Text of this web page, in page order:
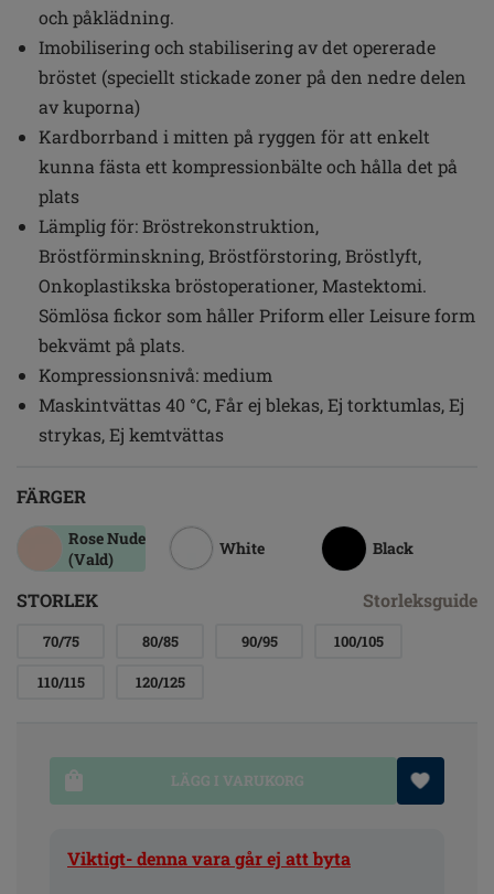
och påklädning.
Imobilisering och stabilisering av det opererade
bröstet (speciellt stickade zoner på den nedre delen
av kuporna)
Kardborrband i mitten på ryggen för att enkelt
kunna fästa ett kompressionbälte och hålla det på
plats
Lämplig för: Bröstrekonstruktion,
Bröstförminskning, Bröstförstoring, Bröstlyft,
Onkoplastikska bröstoperationer, Mastektomi.
Sömlösa fickor som håller Priform eller Leisure form
bekvämt på plats.
Kompressionsnivå: medium
Maskintvättas 40 °C, Får ej blekas, Ej torktumlas, Ej
strykas, Ej kemtvättas
FÄRGER
Rose Nude
(Vald)
White Black
STORLEK Storleksguide
70/75 80/85 90/95 100/105
110/115 120/125
LÄGG I VARUKORG
Viktigt- denna vara går ej att byta